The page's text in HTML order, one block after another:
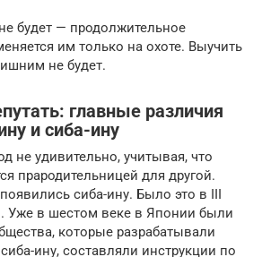
будет — продолжительное
им только на охоте. Выучить
не будет.
главные различия
и сиба-ину
не удивительно, учитывая, что
прародительницей для другой.
сиба-ину. Было это в III
Уже в шестом веке в Японии были
которые разрабатывали
ину, составляли инструкции по